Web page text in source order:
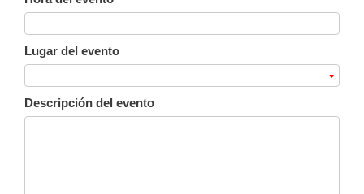
Lugar del evento
Descripción del evento